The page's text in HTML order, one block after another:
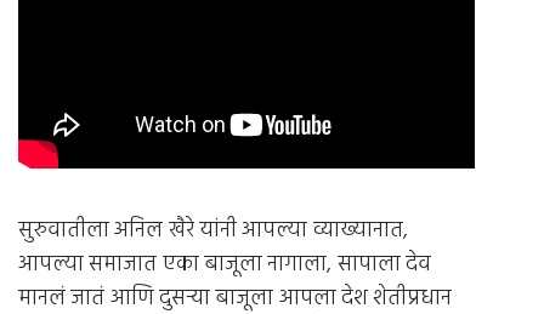
सुरुवातीला अनिल खैरे यांनी आपल्या व्याख्यानात,
आपल्या समाजात एका बाजूला नागाला, सापाला देव
मानलं जातं आणि दुसर्‍या बाजूला आपला देश शेतीप्रधान